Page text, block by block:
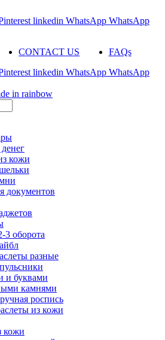
linkedin WhatsApp WhatsApp
CONTACT US
FAQs
linkedin WhatsApp WhatsApp
кожи
документов
3 оборота
разные
и буквами
камнями
роспись
из кожи
кожи